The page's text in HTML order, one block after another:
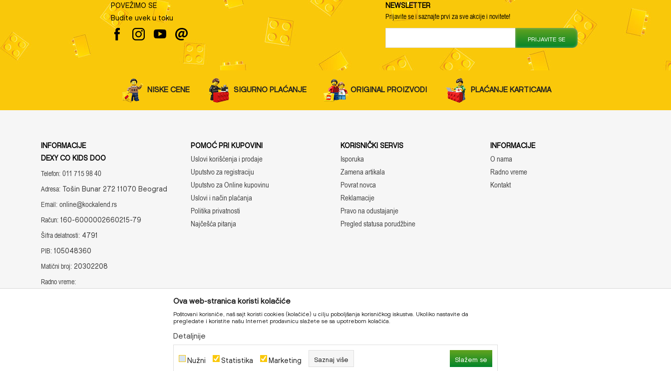
POVEŽIMO SE
Budite uvek u toku
NEWSLETTER
Prijavite se i saznajte prvi za sve akcije i novitete!
PRIJAVITE SE
NISKE CENE SIGURNO PLAĆANJE ORIGINAL PROIZVODI PLAĆANJE KARTICAMA
INFORMACIJE
DEXY CO KIDS DOO
Telefon: 011 715 98 40
Adresa: Tošin Bunar 272 11070 Beograd
Email: online@kockalend.rs
Račun: 160-6000002660215-79
Šifra delatnosti: 4791
PIB: 105048360
Matični broj: 20302208
Radno vreme:
Radnim danima: 8-16h i subotom: 10-14h
POMOĆ PRI KUPOVINI
Uslovi korišćenja i prodaje
Uputstvo za registraciju
Uputstvo za Online kupovinu
Uslovi i način plaćanja
Politika privatnosti
Najčešća pitanja
KORISNIČKI SERVIS
Isporuka
Zamena artikala
Povrat novca
Reklamacije
Pravo na odustajanje
Pregled statusa porudžbine
INFORMACIJE
O nama
Radno vreme
Kontakt
Proizvode na sajtu nastojimo da opišemo što je preciznije moguće, ali ne možemo garantovati da su svi podaci i fotografije, navedeni u okrviru proizvoda, u potpunosti
kompletni i bez grešaka.
Ova web-stranica koristi kolačiće
Poštovani korisniče, naš sajt koristi cookies (kolačiće) u cilju poboljšanja korisničkog iskustva. Ukoliko nastavite da
pregledate i koristite našu Internet prodavnicu slažete se sa upotrebom kolačića.
Detaljnije
Nužni Statistika Marketing Saznaj više Slažem se